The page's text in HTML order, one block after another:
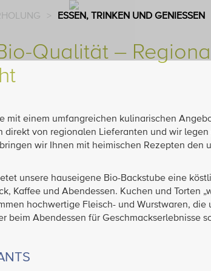
> ESSEN, TRINKEN UND GENIESSEN
Qualität –
mit einem umfangreichen kulinarischen
direkt von regionalen Lieferanten und wir
wir Ihnen mit heimischen Rezepten den
unsere hauseigene Bio-Backstube eine
Kaffee und Abendessen. Kuchen und Torten
hochwertige Fleisch- und Wurstwaren,
beim Abendessen für Geschmackserlebnisse